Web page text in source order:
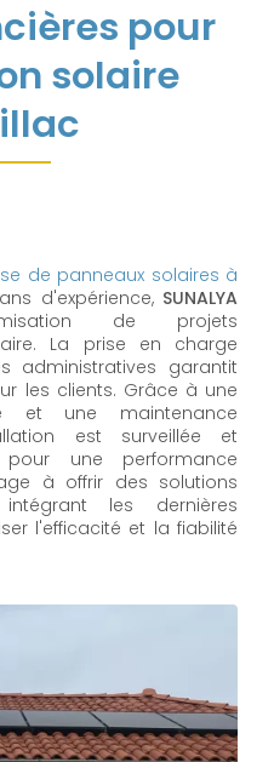
pour
solaire
de panneaux solaires à
d'expérience, SUNALYA
de projets
La prise en charge
administratives garantit
les clients. Grâce à une
et une maintenance
est surveillée et
une performance
à offrir des solutions
les dernières
l'efficacité et la fiabilité